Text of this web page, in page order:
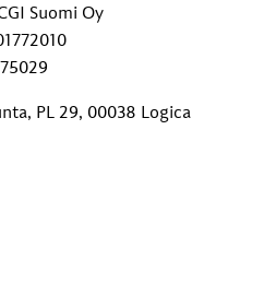
Suomi Oy
PL 29, 00038 Logica